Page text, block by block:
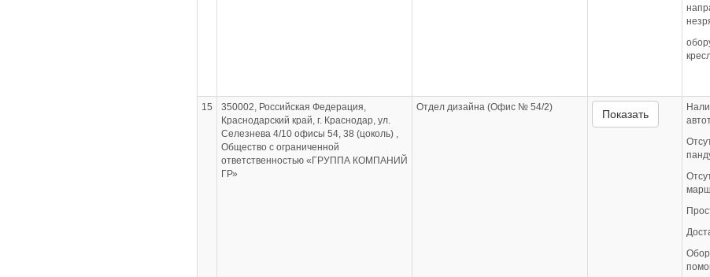
15
350002, Российская Федерация,
Краснодарский край, г. Краснодар, ул.
Селезнева 4/10 офисы 54, 38 (цоколь) ,
Общество с ограниченной
ответственностью «ГРУППА КОМПАНИЙ
ГР»
Отдел дизайна (Офис № 54/2)
Показать